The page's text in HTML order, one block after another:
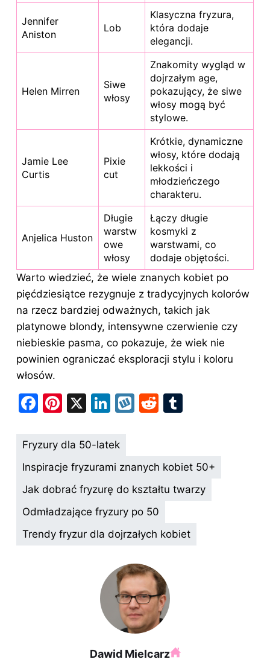
Jennifer
Aniston
Lob
Klasyczna fryzura,
która dodaje
elegancji.
Helen Mirren
Siwe
włosy
Znakomity wygląd w
dojrzałym age,
pokazujący, że siwe
włosy mogą być
stylowe.
Jamie Lee
Curtis
Pixie
cut
Krótkie, dynamiczne
włosy, które dodają
lekkości i
młodzieńczego
charakteru.
Anjelica Huston
Długie
warstw
owe
włosy
Łączy długie
kosmyki z
warstwami, co
dodaje objętości.
Warto wiedzieć, że wiele znanych kobiet po
pięćdziesiątce rezygnuje z tradycyjnych kolorów
na rzecz bardziej odważnych, takich jak
platynowe blondy, intensywne czerwienie czy
niebieskie pasma, co pokazuje, że wiek nie
powinien ograniczać eksploracji stylu i koloru
włosów.
F
c
e
b
o
o
k
Pi
er
e
st
X
Li
k
e
dI
n
W
o
p
R
di
t
bl
Fryzury dla 50-latek
Inspiracje fryzurami znanych kobiet 50+
Jak dobrać fryzurę do kształtu twarzy
Odmładzające fryzury po 50
Trendy fryzur dla dojrzałych kobiet
Dawid Mielcarz